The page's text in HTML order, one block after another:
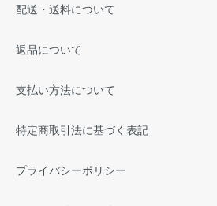
配送・送料について
返品について
支払い方法について
特定商取引法に基づく表記
プライバシーポリシー